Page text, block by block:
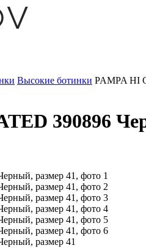
Высокие ботинки PAMPA HI
390896